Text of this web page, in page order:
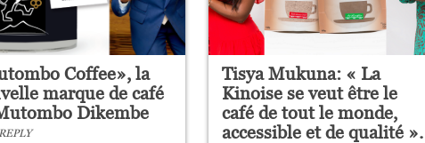
Coffee», la
marque de café
Dikembe
Tisya Mukuna: « La
Kinoise se veut être le
café de tout le monde,
accessible et de qualité ».